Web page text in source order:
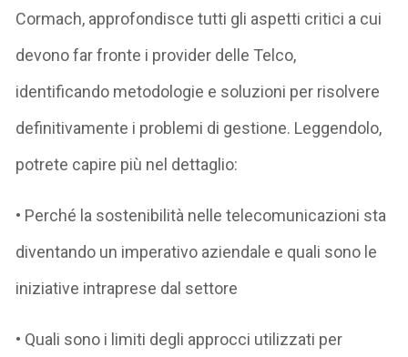
Cormach, approfondisce tutti gli aspetti critici a cui
devono far fronte i provider delle Telco,
identificando metodologie e soluzioni per risolvere
definitivamente i problemi di gestione. Leggendolo,
potrete capire più nel dettaglio:
• Perché la sostenibilità nelle telecomunicazioni sta
diventando un imperativo aziendale e quali sono le
iniziative intraprese dal settore
• Quali sono i limiti degli approcci utilizzati per